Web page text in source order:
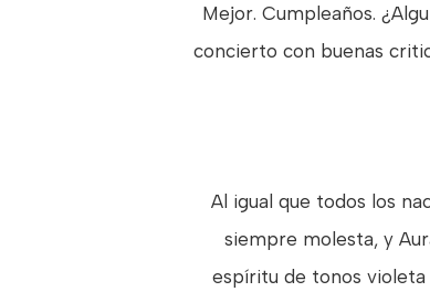
Mejor. Cumpleaños.
concierto con buenas
Al igual que todos los
siempre molesta, y
espíritu de tonos violeta